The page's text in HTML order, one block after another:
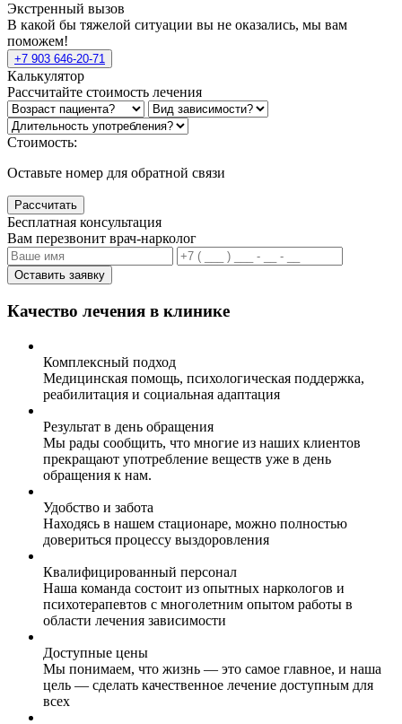
Экстренный вызов
В какой бы тяжелой ситуации вы не оказались, мы вам
поможем!
+7 903 646-20-71
Калькулятор
Рассчитайте стоимость лечения
Стоимость:
Оставьте номер для обратной связи
Рассчитать
Бесплатная консультация
Вам перезвонит врач-нарколог
Оставить заявку
Качество лечения в клинике
Комплексный подход
Медицинская помощь, психологическая поддержка,
реабилитация и социальная адаптация
Результат в день обращения
Мы рады сообщить, что многие из наших клиентов
прекращают употребление веществ уже в день
обращения к нам.
Удобство и забота
Находясь в нашем стационаре, можно полностью
довериться процессу выздоровления
Квалифицированный персонал
Наша команда состоит из опытных наркологов и
психотерапевтов с многолетним опытом работы в
области лечения зависимости
Доступные цены
Мы понимаем, что жизнь — это самое главное, и наша
цель — сделать качественное лечение доступным для
всех